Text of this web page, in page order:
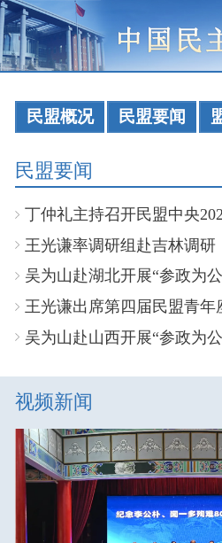
民盟概况 民盟要闻
民盟要闻
丁仲礼主持召开民盟中央
王光谦率调研组赴吉林调研
吴为山赴湖北开展“参政为
王光谦出席第四届民盟青年
吴为山赴山西开展“参政为
视频新闻